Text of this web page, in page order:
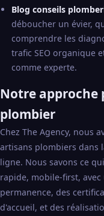
Blog conseils
déboucher un évier,
comprendre les
trafic SEO organique
comme experte.
Notre approche
plombier
Chez The Agency, nous
artisans plombiers dans
ligne. Nous savons ce
rapide, mobile-first,
permanence, des
d'accueil, et des